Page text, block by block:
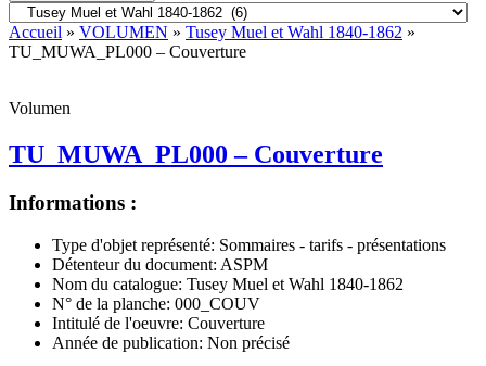
Accueil » VOLUMEN » Tusey Muel et Wahl 1840-1862 »
TU_MUWA_PL000 – Couverture
Volumen
TU_MUWA_PL000 – Couverture
Informations :
Type d'objet représenté: Sommaires - tarifs - présentations
Détenteur du document: ASPM
Nom du catalogue: Tusey Muel et Wahl 1840-1862
N° de la planche: 000_COUV
Intitulé de l'oeuvre: Couverture
Année de publication: Non précisé